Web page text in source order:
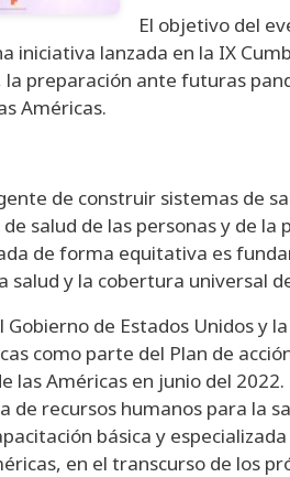
El objetivo del
iniciativa lanzada en la IX
preparación ante futuras
Américas.
de construir sistemas de
salud de las personas y de
de forma equitativa es
salud y la cobertura universal
de Estados Unidos y
como parte del Plan de
las Américas en junio del
recursos humanos para la
básica y
en el transcurso de los